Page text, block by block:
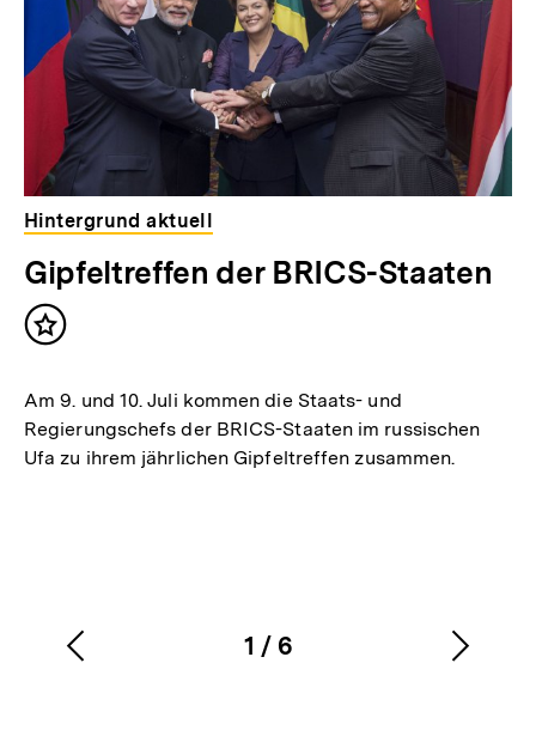
Hintergrund aktuell
Gipfeltreffen der BRICS-Staaten
Inhalt
Am 9. und 10. Juli kommen die Staats- und
Regierungschefs der BRICS-Staaten im russischen
Ufa zu ihrem jährlichen Gipfeltreffen zusammen.
Karussellinhalt
1
von
/ 6
Vorherigen